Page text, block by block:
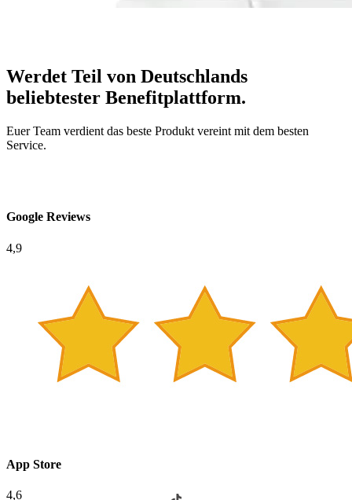
Werdet Teil von Deutschlands
beliebtester Benefitplattform.
Euer Team verdient das beste Produkt vereint mit dem besten
Service.
Google Reviews
4,9
App Store
4,6